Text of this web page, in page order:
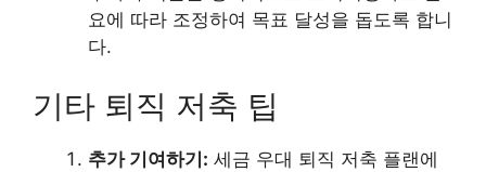
요에 따라 조정하여 목표 달성을 돕도록 합니
다.
기타 퇴직 저축 팁
추가 기여하기: 세금 우대 퇴직 저축 플랜에